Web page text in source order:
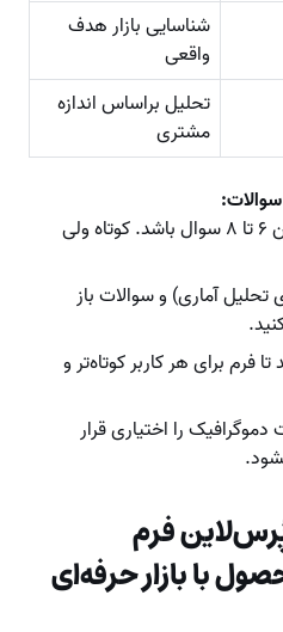
شناسایی بازار هدف
واقعی
تحلیل براساس اندازه
مشتری
سعی کنید تعداد سوالات بین ۶ تا ۸ سوال باشد. کوتاه ولی
تحلیل آماری) و سوالات باز
فرم برای هر کاربر کوتاه‌تر و
را اختیاری قرار
فرم
با بازار حرفه‌ای